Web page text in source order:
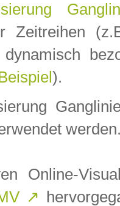
Zeitreihen
dynamisch
).
Online-
↗